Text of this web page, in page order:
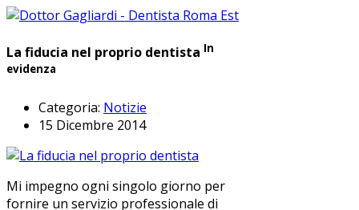
La fiducia nel proprio dentista In
evidenza
Categoria: Notizie
15 Dicembre 2014
Mi impegno ogni singolo giorno per
fornire un servizio professionale di